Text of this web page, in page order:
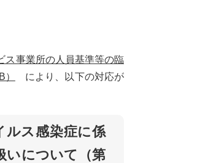
ス事業所の人員基準等の臨
により、以下の対応が
ルス感染症に係
いについて（第